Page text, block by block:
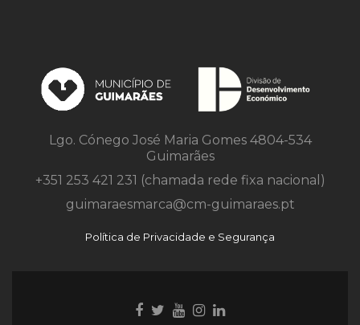
Lgo. Cónego José Maria Gomes 4804-534
Guimarães
+351 253 421 231 (chamada rede fixa nacional)
guimaraesmarca@cm-guimaraes.pt
Política de Privacidade e Segurança
Ligação
Ligação
Youtube
Ligação
Ligação